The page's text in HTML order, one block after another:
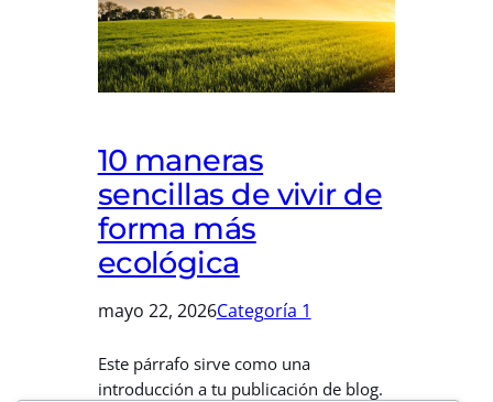
10 maneras
sencillas de vivir de
forma más
ecológica
mayo 22, 2026Categoría 1
Este párrafo sirve como una
introducción a tu publicación de blog.